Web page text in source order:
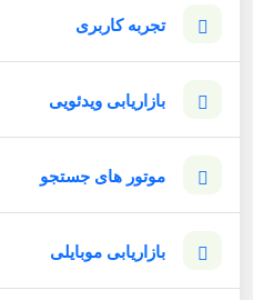
تجربه کاربری
بازاریابی ویدئویی
موتور های جستجو
بازاریابی موبایلی